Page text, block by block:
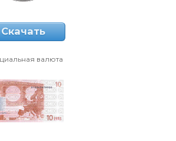
Скачать
валюта